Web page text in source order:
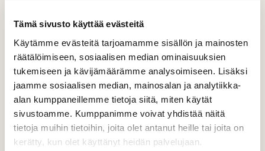
Tämä sivusto käyttää evästeitä
Käytämme evästeitä tarjoamamme sisällön ja mainosten
räätälöimiseen, sosiaalisen median ominaisuuksien
tukemiseen ja kävijämäärämme analysoimiseen. Lisäksi
jaamme sosiaalisen median, mainosalan ja analytiikka-
alan kumppaneillemme tietoja siitä, miten käytät
sivustoamme. Kumppanimme voivat yhdistää näitä
tietoja muihin tietoihin, joita olet antanut heille tai joita on
kerätty, kun olet käyttänyt heidän palvelujaan.
Ennakkoon tehty maksusuoritus voidaan hyvittää
saldona, jolla voit myöhemmin saman pelikauden aikana
maksaa uuden pelikierroksen. Kassaan kortilla maksettu
pelimaksu voidaan hyvittää takaisin normaalina
palautuksena tilillesi. Jos kuitenkin olet aloittanut sinulle
varatun pelikierroksen ja ehtinyt pelata siitä vähintään
viisi väylää, ja päätät sen jälkeen keskeyttää kierroksen
huonon sään takia, et ole enää oikeutettu hyvitykseen.